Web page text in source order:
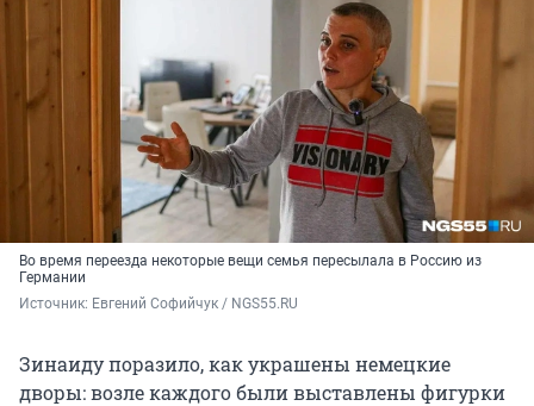
Во время переезда некоторые вещи семья пересылала в Россию из
Германии
Источник: Евгений Софийчук / NGS55.RU
Зинаиду поразило, как украшены немецкие
дворы: возле каждого были выставлены фигурки